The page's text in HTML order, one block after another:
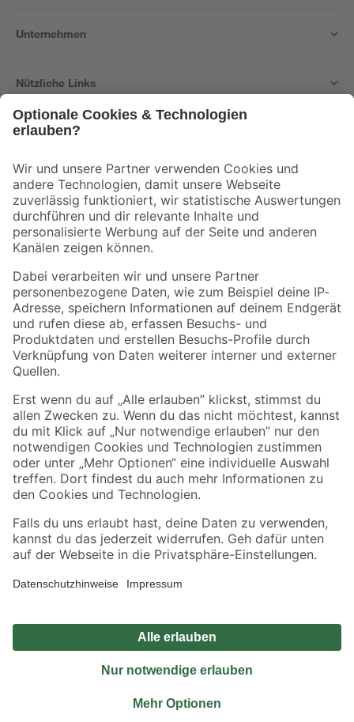
Unternehmen
Nützliche Links
Der toom Newsletter: Keine Angebote und Aktionen mehr verpassen!
Zur Newsletter Anmeldung
Folge uns
Zahlungsarten Versandarten
Sicher einkaufen
Jetzt die toom-App herunterladen
Alle Preisangaben in EUR inkl. gesetzl. MwSt.. Die dargestellten Angebote sind unter
Umständen nicht in allen Märkten verfügbar. Die angegebenen Verfügbarkeiten beziehen
Produkte nur solange der Vorrat reicht.
*Paketversand ab 59 € versandkostenfrei, gilt nicht für Artikel mit Speditionsversand, hier
Privatsphäre Impressum
Nutzungsbedingungen
Widerrufsrecht
Vertrag widerrufen
© 2026 toom Baumarkt GmbH